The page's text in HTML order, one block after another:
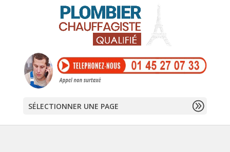
SÉLECTIONNER UNE PAGE